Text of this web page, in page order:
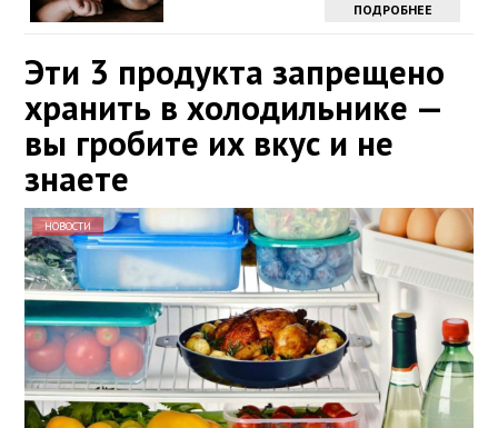
ПОДРОБНЕЕ
Эти 3 продукта запрещено
хранить в холодильнике —
вы гробите их вкус и не
знаете
НОВОСТИ